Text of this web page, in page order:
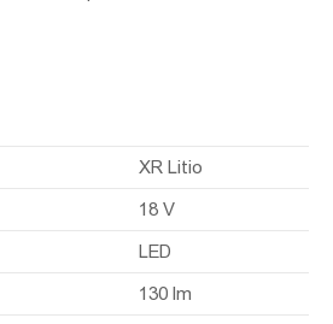
XR Litio
18 V
LED
130 lm